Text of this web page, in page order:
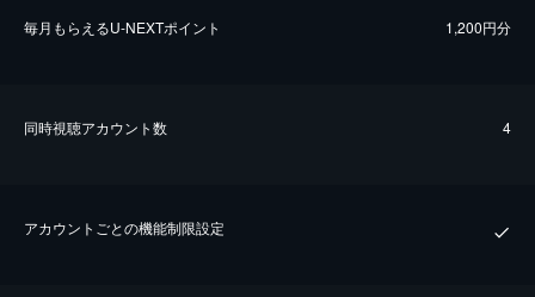
毎⽉もらえるU-NEXTポイント 1,200円分
同時視聴アカウント数 4
アカウントごとの機能制限設定